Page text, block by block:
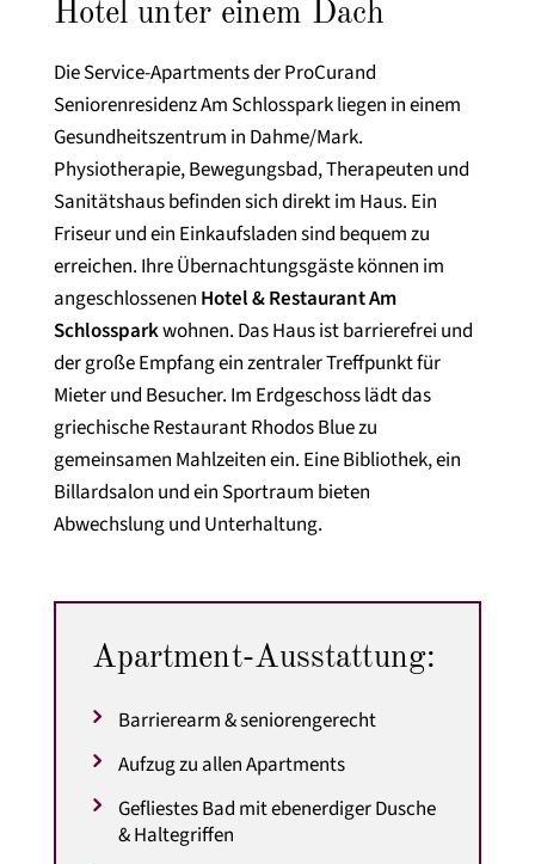
Hotel unter einem Dach
Die Service-Apartments der ProCurand
Seniorenresidenz Am Schlosspark liegen in einem
Gesundheitszentrum in Dahme/Mark.
Physiotherapie, Bewegungsbad, Therapeuten und
Sanitätshaus befinden sich direkt im Haus. Ein
Friseur und ein Einkaufsladen sind bequem zu
erreichen. Ihre Übernachtungsgäste können im
angeschlossenen Hotel & Restaurant Am
Schlossparkwohnen. Das Haus ist barrierefrei und
der große Empfang ein zentraler Treffpunkt für
Mieter und Besucher. Im Erdgeschoss lädt das
griechische Restaurant Rhodos Blue zu
gemeinsamen Mahlzeiten ein. Eine Bibliothek, ein
Billardsalon und ein Sportraum bieten
Abwechslung und Unterhaltung.
Apartment-Ausstattung:
Barrierearm & seniorengerecht
Aufzug zu allen Apartments
Gefliestes Bad mit ebenerdiger Dusche
& Haltegriffen